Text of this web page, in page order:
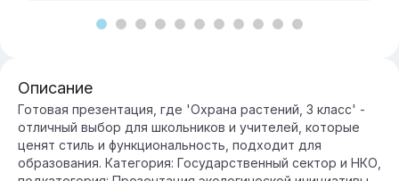
Описание
Готовая презентация, где 'Охрана растений, 3 класс' -
отличный выбор для школьников и учителей, которые
ценят стиль и функциональность, подходит для
образования. Категория: Государственный сектор и НКО,